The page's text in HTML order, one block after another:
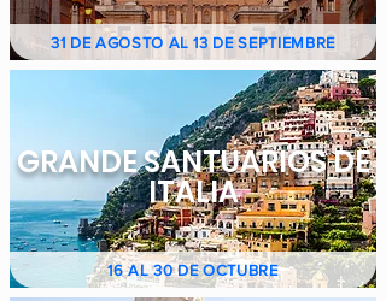
31 DE AGOSTO AL 13 DE SEPTIEMBRE
16 AL 30 DE OCTUBRE
GRANDE SANTUARIOS DE
ITALIA